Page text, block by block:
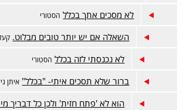
לא מסכים אתך בכלל הסטורי
השאלה אם יש יותר טובים מבלוט.
לא נכנסתי לזה בכלל הסטורי
ברור שלא תסכים איתי- "בכלל" איתן
הוא לא 'פתח חזית' ולכן כל דבריך